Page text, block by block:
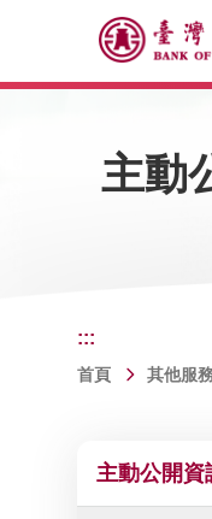
前往主要內容
主動
:::
首頁 其他服
主動公開資